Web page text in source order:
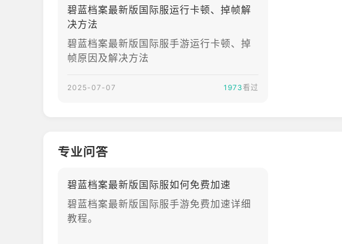
碧蓝档案最新版国际服运行卡顿、掉帧解
决方法
碧蓝档案最新版国际服手游运行卡顿、掉
帧原因及解决方法
2025-07-07 1973看过
专业问答
碧蓝档案最新版国际服如何免费加速
碧蓝档案最新版国际服手游免费加速详细
教程。